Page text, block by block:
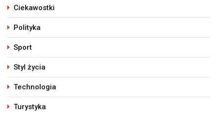
Ciekawostki
Polityka
Sport
Styl życia
Technologia
Turystyka